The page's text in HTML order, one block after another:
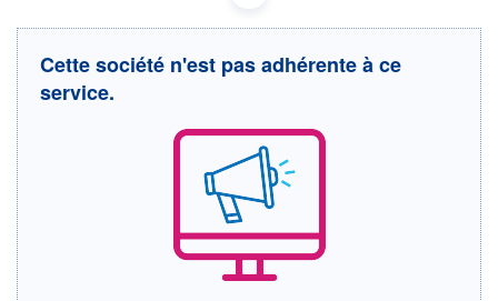
DONNÉES TEMPS DIFFÉRÉ
Cotation sur les autres places
11h53 14h44
CLÔTURE VEILLE
Cette société n'est pas adhérente à ce
service.